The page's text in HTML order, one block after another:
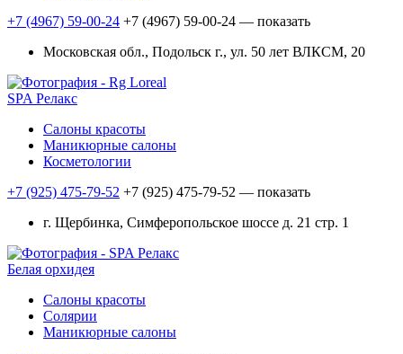
+7 (4967) 59-00-24 +7 (4967) 59-00-24 — показать
Московская обл., Подольск г., ул. 50 лет ВЛКСМ, 20
SPA Релакс
Салоны красоты
Маникюрные салоны
Косметологии
+7 (925) 475-79-52 +7 (925) 475-79-52 — показать
г. Щербинка, Симферопольское шоссе д. 21 стр. 1
Белая орхидея
Салоны красоты
Солярии
Маникюрные салоны